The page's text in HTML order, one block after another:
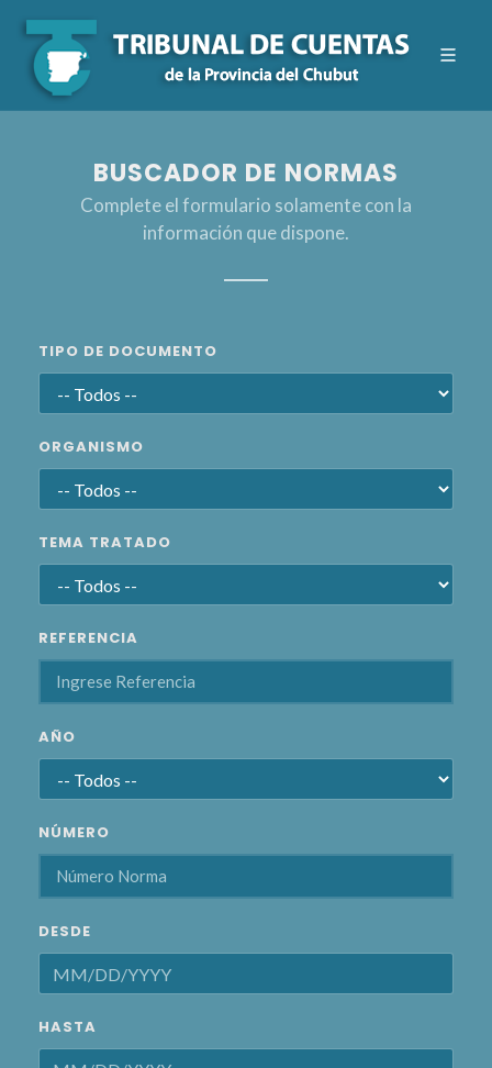
BUSCADOR DE NORMAS
Complete el formulario solamente con la
información que dispone.
TIPO DE DOCUMENTO
ORGANISMO
TEMA TRATADO
REFERENCIA
AÑO
NÚMERO
DESDE
HASTA